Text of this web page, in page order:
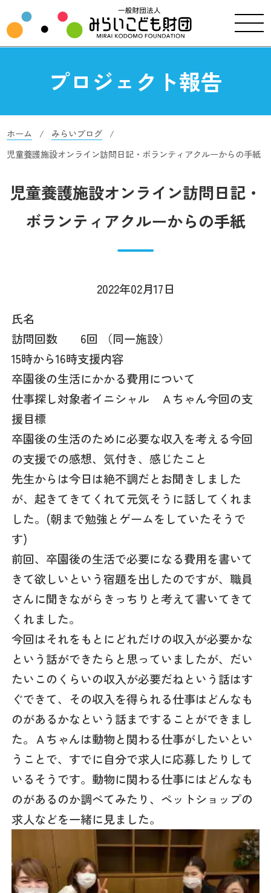
プロジェクト報告
ホーム
みらいブログ
児童養護施設オンライン訪問日記・ボランティアクルーからの手紙
児童養護施設オンライン訪問日記・
ボランティアクルーからの手紙
2022年02月17日
氏名
訪問回数 6回 （同一施設）
15時から16時支援内容
卒園後の生活にかかる費用について
仕事探し対象者イニシャル Ａちゃん今回の支
援目標
卒園後の生活のために必要な収入を考える今回
の支援での感想、気付き、感じたこと
先生からは今日は絶不調だとお聞きしました
が、起きてきてくれて元気そうに話してくれま
した。(朝まで勉強とゲームをしていたそうで
す)
前回、卒園後の生活で必要になる費用を書いて
きて欲しいという宿題を出したのですが、職員
さんに聞きながらきっちりと考えて書いてきて
くれました。
今回はそれをもとにどれだけの収入が必要かな
という話ができたらと思っていましたが、だい
たいこのくらいの収入が必要だねという話はす
ぐできて、その収入を得られる仕事はどんなも
のがあるかなという話まですることができまし
た。Ａちゃんは動物と関わる仕事がしたいとい
うことで、すでに自分で求人に応募したりして
いるそうです。動物に関わる仕事にはどんなも
のがあるのか調べてみたり、ペットショップの
求人などを一緒に見ました。